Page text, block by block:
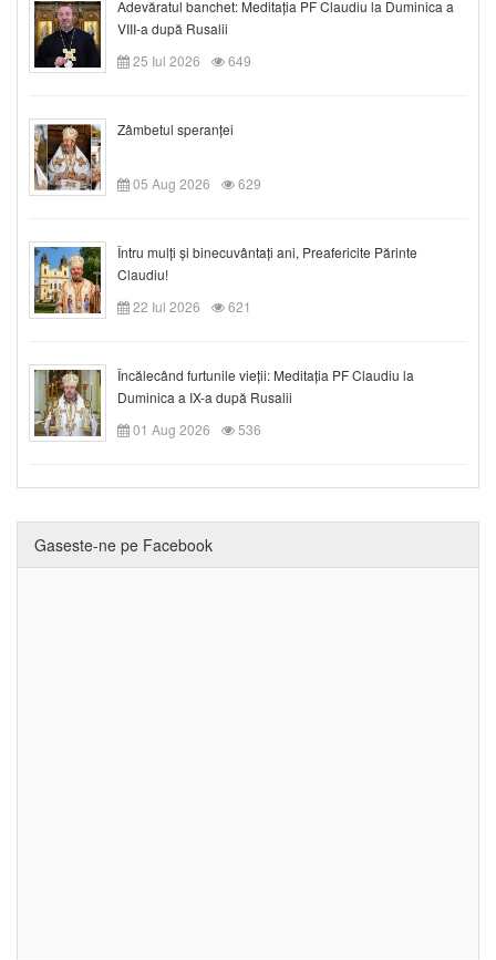
Adevăratul banchet: Meditația PF Claudiu la Duminica a
VIII-a după Rusalii
25 Iul 2026
649
Zâmbetul speranței
05 Aug 2026 629
Întru mulți și binecuvântați ani, Preafericite Părinte
Claudiu!
22 Iul 2026
621
Încălecând furtunile vieții: Meditația PF Claudiu la
Duminica a IX-a după Rusalii
01 Aug 2026
536
Gaseste-ne pe Facebook